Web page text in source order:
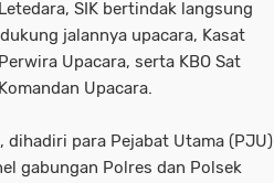
SIK bertindak langsung
jalannya upacara, Kasat
Upacara, serta KBO Sat
Upacara.
para Pejabat Utama (PJU)
gabungan Polres dan Polsek